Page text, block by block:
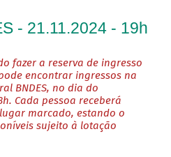
- 21.11.2024 - 19h
fazer a reserva de ingresso
encontrar ingressos na
BNDES, no dia do
Cada pessoa receberá
marcado, estando o
sujeito à lotação